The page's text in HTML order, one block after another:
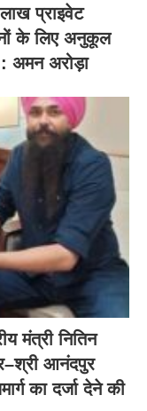
प्राइवेट
के लिए अनुकूल
अमन अरोड़ा
मंत्री नितिन
आनंदपुर
का दर्जा देने की